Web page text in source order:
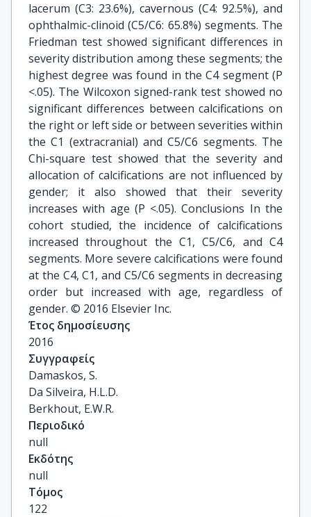
lacerum (C3: 23.6%), cavernous (C4: 92.5%), and
ophthalmic-clinoid (C5/C6: 65.8%) segments. The
Friedman test showed significant differences in
severity distribution among these segments; the
highest degree was found in the C4 segment (P
<.05). The Wilcoxon signed-rank test showed no
significant differences between calcifications on
the right or left side or between severities within
the C1 (extracranial) and C5/C6 segments. The
Chi-square test showed that the severity and
allocation of calcifications are not influenced by
gender; it also showed that their severity
increases with age (P <.05). Conclusions In the
cohort studied, the incidence of calcifications
increased throughout the C1, C5/C6, and C4
segments. More severe calcifications were found
at the C4, C1, and C5/C6 segments in decreasing
order but increased with age, regardless of
gender. © 2016 Elsevier Inc.
Έτος δημοσίευσης
2016
Συγγραφείς
Damaskos, S.
Da Silveira, H.L.D.
Berkhout, E.W.R.
Περιοδικό
null
Εκδότης
null
Τόμος
122